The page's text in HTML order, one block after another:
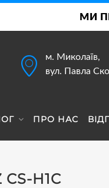
МИ
м. Миколаїв,
вул. Павла
ПРО НАС
H1C